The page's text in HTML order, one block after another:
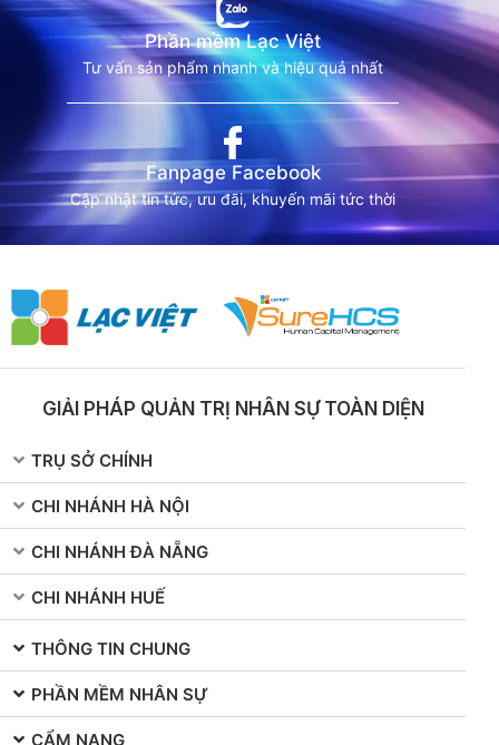
Phần mềm Lạc Việt
Tư vấn sản phẩm nhanh và hiệu quả nhất
Fanpage Facebook
Cập nhật tin tức, ưu đãi, khuyến mãi tức
GIẢI PHÁP QUẢN TRỊ NHÂN SỰ TOÀN DIỆN
TRỤ SỞ CHÍNH
CHI NHÁNH HÀ NỘI
CHI NHÁNH ĐÀ NẴNG
CHI NHÁNH HUẾ
THÔNG TIN CHUNG